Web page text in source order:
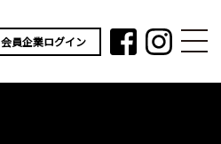
会員企業ログイン